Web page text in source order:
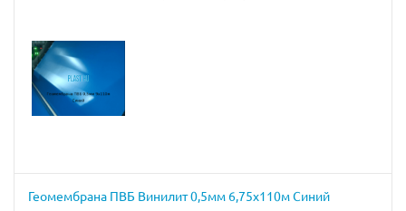
Геомембрана ПВБ Винилит 0,5мм 6,75х110м Синий